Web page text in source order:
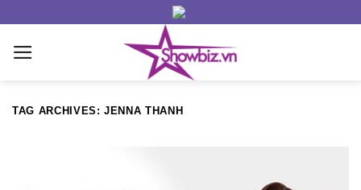
content
TAG ARCHIVES:JENNA THANH